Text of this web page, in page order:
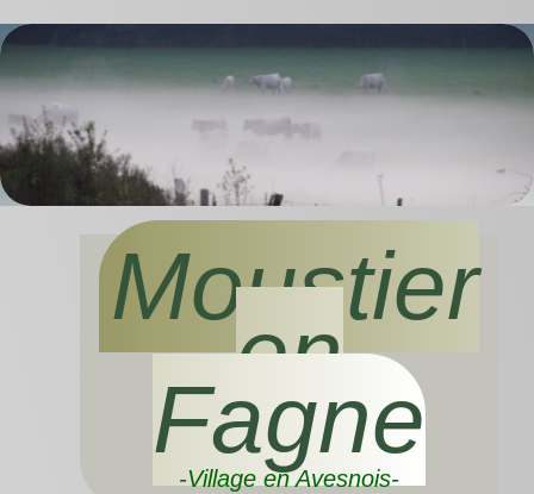
Moustier
en
Fagne
-Village en Avesnois-